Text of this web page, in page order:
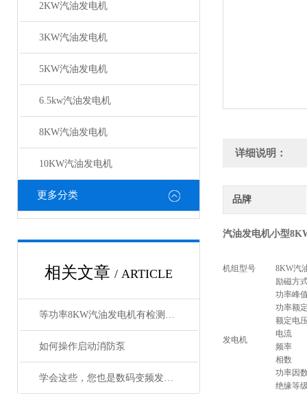
2KW汽油发电机
3KW汽油发电机
5KW汽油发电机
6.5kw汽油发电机
8KW汽油发电机
10KW汽油发电机
更多分类
相关文章 / ARTICLE
等功率8KW汽油发电机有检测报告质量好
如何操作启动消防泵
学会这些，您也是数码变频发电机“维修员”
详细说明：
品牌
汽油发电机小型
机组型号 8KW汽
发电机
励磁方
功率峰
功率额
额定电
电流
频率
相数
功率因
绝缘等